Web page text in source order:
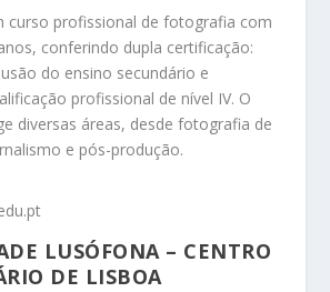
curso profissional de fotografia com
conferindo dupla certificação:
do ensino secundário e
profissional de nível IV. O
diversas áreas, desde fotografia de
e pós-produção.
LUSÓFONA – CENTRO
DE LISBOA